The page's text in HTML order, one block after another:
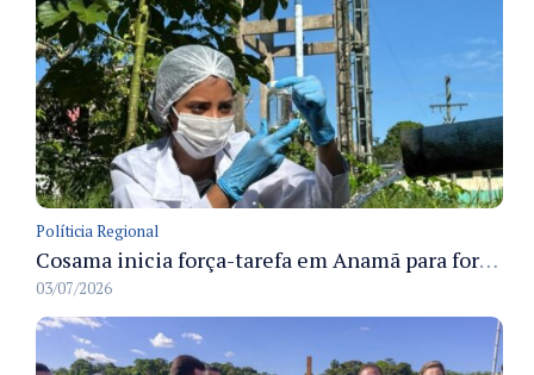
Políticia Regional
Cosama inicia força-tarefa em Anamã para fortalecer abastecimento de água e segurança hídrica da população
03/07/2026